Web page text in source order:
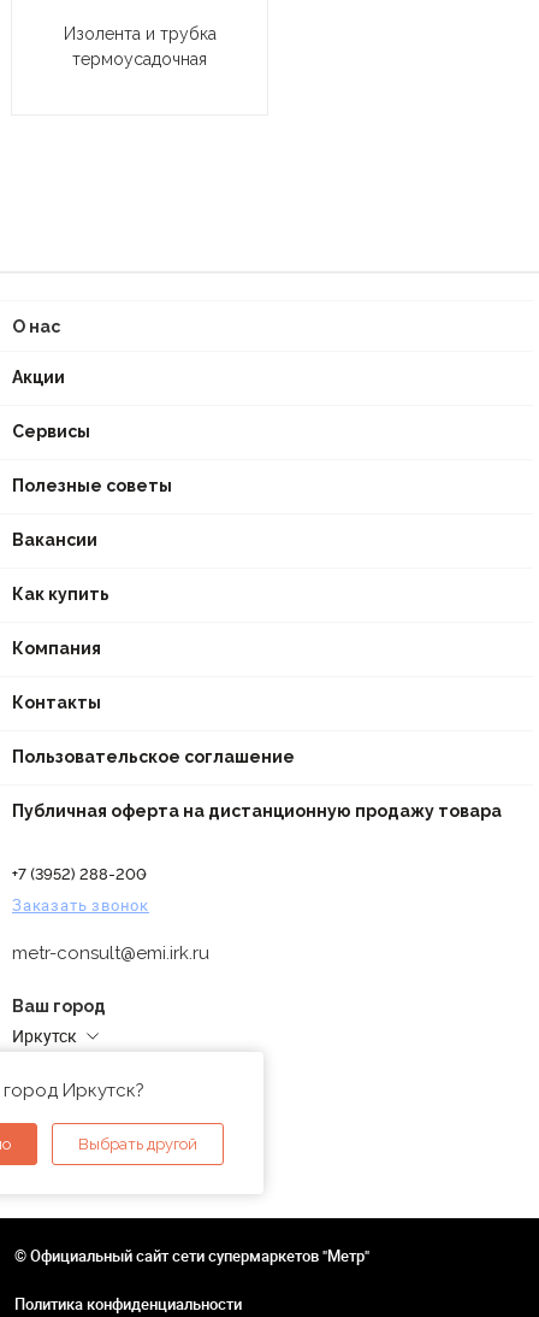
Изолента и трубка
термоусадочная
О нас
Акции
Сервисы
Полезные советы
Вакансии
Как купить
Компания
Контакты
Пользовательское соглашение
Публичная оферта на дистанционную продажу товара
+7 (3952) 288-200
Заказать звонок
metr-consult@emi.irk.ru
Ваш город
Иркутск
Иркутск?
Выбрать другой
© Официальный сайт сети супермаркетов "Метр"
Политика конфиденциальности